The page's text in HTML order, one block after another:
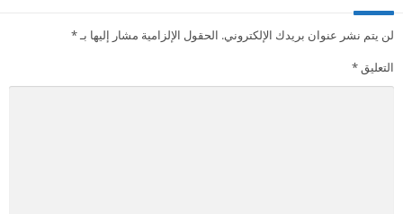
لن يتم نشر عنوان بريدك الإلكتروني. الحقول الإلزامية مشار إليها بـ*
التعليق*